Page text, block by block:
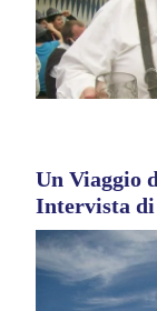
Un Viaggio
Intervista